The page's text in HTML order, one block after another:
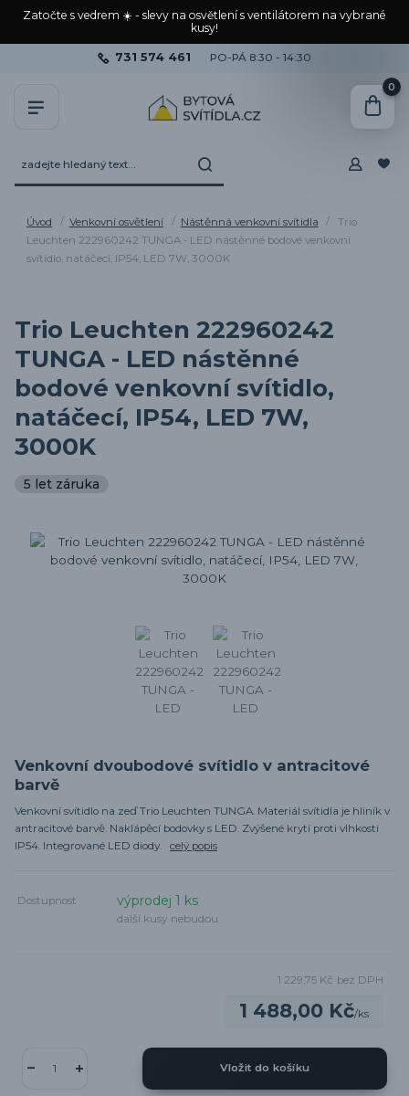
Zatočte s vedrem ☀️ - slevy na osvětlení s ventilátorem na vybrané
kusy!
731 574 461 PO-PÁ 8:30 - 14:30
0
Úvod Venkovní osvětlení Nástěnná venkovní svítidla
Trio
Leuchten 222960242 TUNGA - LED nástěnné bodové venkovní
svítidlo, natáčecí, IP54, LED 7W, 3000K
Trio Leuchten 222960242
TUNGA - LED nástěnné
bodové venkovní svítidlo,
natáčecí, IP54, LED 7W,
3000K
5 let záruka
Venkovní dvoubodové svítidlo v antracitové
barvě
Venkovní svítidlo na zeď Trio Leuchten TUNGA. Materiál svítidla je hliník v
antracitové barvě. Naklápěcí bodovky s LED. Zvýšené krytí proti vlhkosti
IP54. Integrované LED diody. celý popis
Dostupnost výprodej 1 ks
další kusy nebudou
1 488,00 Kč/ks
1 229,75 Kč bez DPH
Vložit do košíku